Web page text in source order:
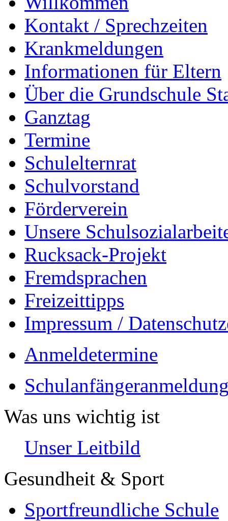
Kontakt / Sprechzeiten
Krankmeldungen
Informationen für Eltern
Über die Grundschule
Ganztag
Termine
Schulelternrat
Schulvorstand
Förderverein
Unsere
Rucksack-Projekt
Fremdsprachen
Freizeittipps
Impressum /
Anmeldetermine
Was uns wichtig ist
Unser Leitbild
Gesundheit & Sport
Sportfreundliche Schule